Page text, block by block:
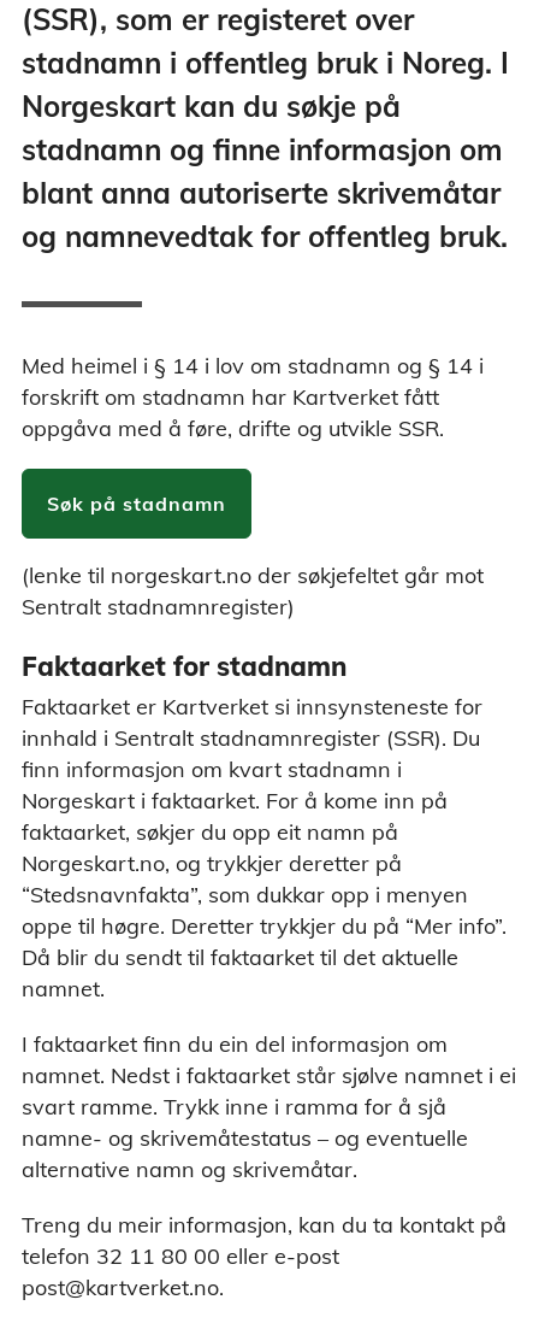
(SSR), som er registeret over
stadnamn i offentleg bruk i Noreg. I
Norgeskart kan du søkje på
stadnamn og finne informasjon om
blant anna autoriserte skrivemåtar
og namnevedtak for offentleg bruk.
Med heimel i § 14 i lov om stadnamn og § 14 i
forskrift om stadnamn har Kartverket fått
oppgåva med å føre, drifte og utvikle SSR.
Søk på stadnamn
(lenke til norgeskart.no der søkjefeltet går mot
Sentralt stadnamnregister)
Faktaarket for stadnamn
Faktaarket er Kartverket si innsynsteneste for
innhald i Sentralt stadnamnregister (SSR). Du
finn informasjon om kvart stadnamn i
Norgeskart i faktaarket. For å kome inn på
faktaarket, søkjer du opp eit namn på
Norgeskart.no, og trykkjer deretter på
“Stedsnavnfakta”, som dukkar opp i menyen
oppe til høgre. Deretter trykkjer du på “Mer info”.
Då blir du sendt til faktaarket til det aktuelle
namnet.
I faktaarket finn du ein del informasjon om
namnet. Nedst i faktaarket står sjølve namnet i ei
svart ramme. Trykk inne i ramma for å sjå
namne- og skrivemåtestatus – og eventuelle
alternative namn og skrivemåtar.
Treng du meir informasjon, kan du ta kontakt på
telefon 32 11 80 00 eller e-post
post@kartverket.no.